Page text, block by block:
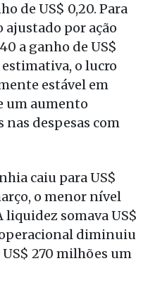
de US$ 0,20. Para
ajustado por ação
a ganho de US$
estimativa, o lucro
estável em
um aumento
despesas com
caiu para US$
o menor nível
liquidez somava US$
diminuiu
270 milhões um